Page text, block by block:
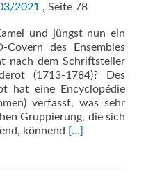
2021 , Seite 78
und jüngst nun ein
des Ensembles
nach dem Schriftsteller
(1713-1784)? Des
hat eine Encyclopédie
verfasst, was sehr
Gruppierung, die sich
könnend Read
[…]